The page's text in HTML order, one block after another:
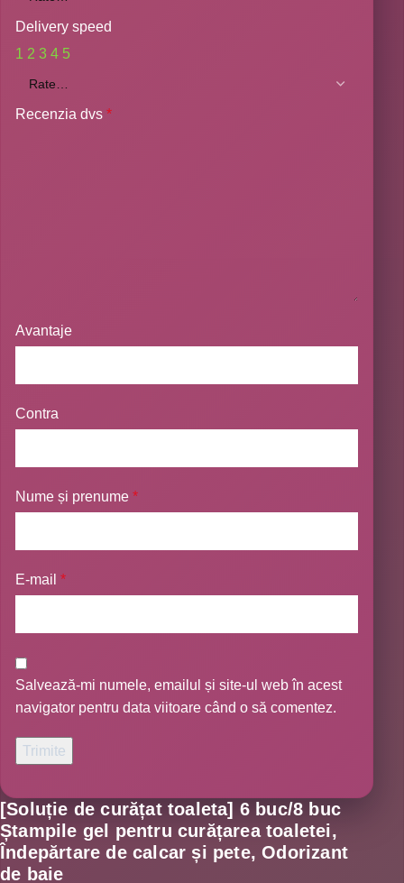
Delivery speed
1 2 3 4 5
Recenzia dvs*
Avantaje
Contra
Nume și prenume*
E-mail*
Salvează-mi numele, emailul și site-ul web în acest
navigator pentru data viitoare când o să comentez.
[Soluție de curățat toaleta] 6 buc/8 buc
Ștampile gel pentru curățarea toaletei,
Îndepărtare de calcar și pete, Odorizant
de baie